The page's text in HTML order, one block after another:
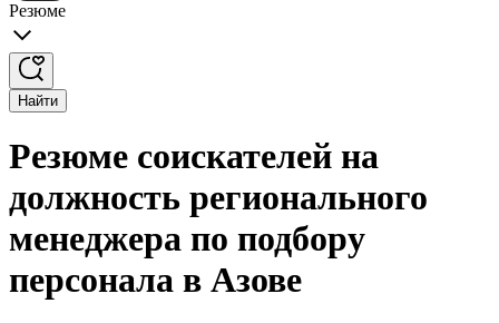
Резюме
Найти
Резюме соискателей на
должность регионального
менеджера по подбору
персонала в Азове